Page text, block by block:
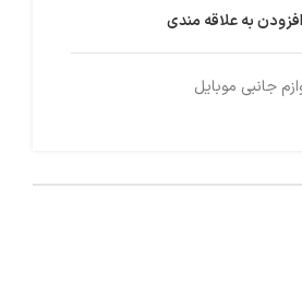
افزودن به علاقه مندی
جانبی موبایل